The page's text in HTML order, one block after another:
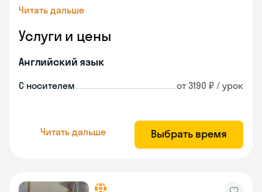
Читать дальше
Услуги и цены
Английский язык
С носителем от 3190 ₽ / урок
Читать дальше Выбрать время